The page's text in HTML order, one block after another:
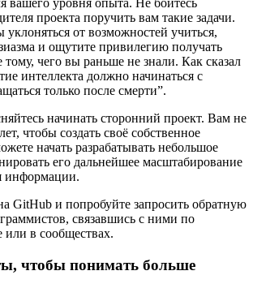
вашего уровня опыта. Не бойтесь
проекта поручить вам такие задачи.
уклоняться от возможностей учиться,
и ощутите привилегию получать
тому, чего вы раньше не знали. Как сказал
интеллекта должно начинаться с
только после смерти”.
начинать сторонний проект. Вам не
чтобы создать своё собственное
начать разрабатывать небольшое
его дальнейшее масштабирование
информации.
GitHub и попробуйте запросить обратную
связавшись с ними по
или в сообществах.
чтобы понимать больше